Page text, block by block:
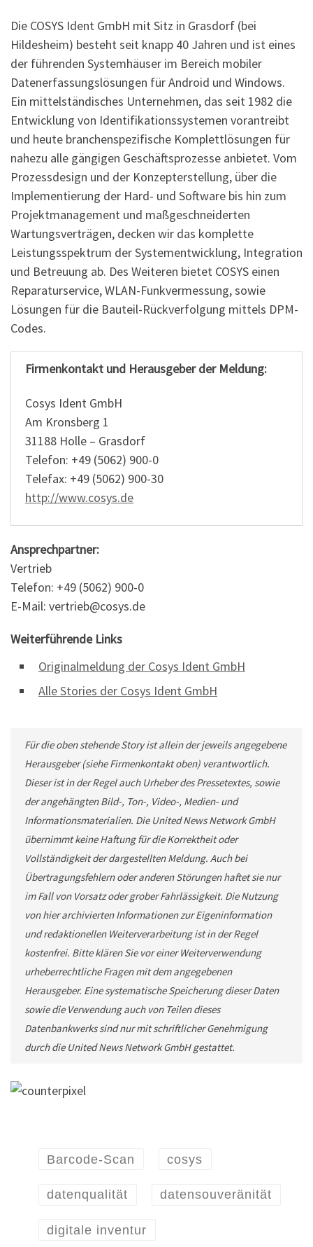
Die COSYS Ident GmbH mit Sitz in Grasdorf (bei
Hildesheim) besteht seit knapp 40 Jahren und ist eines
der führenden Systemhäuser im Bereich mobiler
Datenerfassungslösungen für Android und Windows.
Ein mittelständisches Unternehmen, das seit 1982 die
Entwicklung von Identifikationssystemen vorantreibt
und heute branchenspezifische Komplettlösungen für
nahezu alle gängigen Geschäftsprozesse anbietet. Vom
Prozessdesign und der Konzepterstellung, über die
Implementierung der Hard- und Software bis hin zum
Projektmanagement und maßgeschneiderten
Wartungsverträgen, decken wir das komplette
Leistungsspektrum der Systementwicklung, Integration
und Betreuung ab. Des Weiteren bietet COSYS einen
Reparaturservice, WLAN-Funkvermessung, sowie
Lösungen für die Bauteil-Rückverfolgung mittels DPM-
Codes.
Firmenkontakt und Herausgeber der Meldung:
Cosys Ident GmbH
Am Kronsberg 1
31188 Holle – Grasdorf
Telefon: +49 (5062) 900-0
Telefax: +49 (5062) 900-30
http://www.cosys.de
Ansprechpartner:
Vertrieb
Telefon: +49 (5062) 900-0
E-Mail: vertrieb@cosys.de
Weiterführende Links
Originalmeldung der Cosys Ident GmbH
Alle Stories der Cosys Ident GmbH
Für die oben stehende Story ist allein der jeweils angegebene
Herausgeber (siehe Firmenkontakt oben) verantwortlich.
Dieser ist in der Regel auch Urheber des Pressetextes, sowie
der angehängten Bild-, Ton-, Video-, Medien- und
Informationsmaterialien. Die United News Network GmbH
übernimmt keine Haftung für die Korrektheit oder
Vollständigkeit der dargestellten Meldung. Auch bei
Übertragungsfehlern oder anderen Störungen haftet sie nur
im Fall von Vorsatz oder grober Fahrlässigkeit. Die Nutzung
von hier archivierten Informationen zur Eigeninformation
und redaktionellen Weiterverarbeitung ist in der Regel
kostenfrei. Bitte klären Sie vor einer Weiterverwendung
urheberrechtliche Fragen mit dem angegebenen
Herausgeber. Eine systematische Speicherung dieser Daten
sowie die Verwendung auch von Teilen dieses
Datenbankwerks sind nur mit schriftlicher Genehmigung
durch die United News Network GmbH gestattet.
Barcode-Scan cosys
datenqualität datensouveränität
digitale inventur